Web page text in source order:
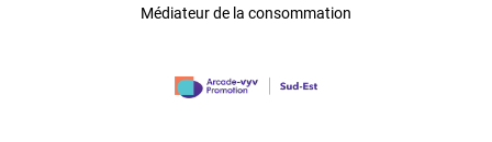
Médiateur de la consommation